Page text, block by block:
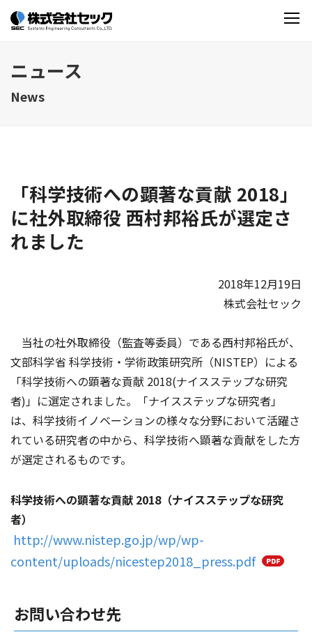
ニュース
News
「科学技術への顕著な貢献 2018」
に社外取締役 西村邦裕氏が選定さ
れました
2018年12月19日
株式会社セック
当社の社外取締役（監査等委員）である西村邦裕氏が、
文部科学省 科学技術・学術政策研究所（NISTEP）による
「科学技術への顕著な貢献 2018(ナイスステップな研究
者)」に選定されました。「ナイスステップな研究者」
は、科学技術イノベーションの様々な分野において活躍さ
れている研究者の中から、科学技術へ顕著な貢献をした方
が選定されるものです。
科学技術への顕著な貢献 2018（ナイスステップな研究
者）
http://www.nistep.go.jp/wp/wp-
content/uploads/nicestep2018_press.pdf
お問い合わせ先